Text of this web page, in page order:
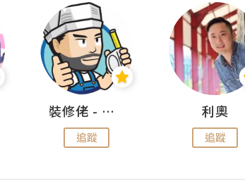
裝修佬 - 香港一站式網上裝修平台
追蹤
利奧
追蹤